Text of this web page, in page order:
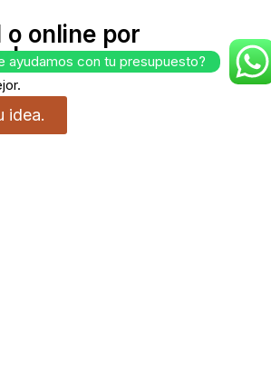
o online por
idea.
ayudamos con tu presupuesto?